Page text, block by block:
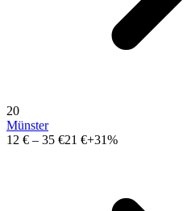
20
Münster
12 € – 35 €21 €+31%